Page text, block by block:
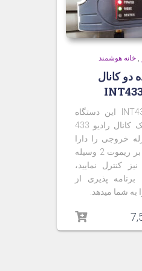
,خانه هوشمند
دو کانال
دستگاه INT433Plus این دستگاه
قابلیت کنترل یک کانال رادیو 433
خروجی را دارا
میباشد تا علاوه بر ریموت 2 وسیله
کنترل نمایید،
برنامه پذیری از
به شما میدهد.